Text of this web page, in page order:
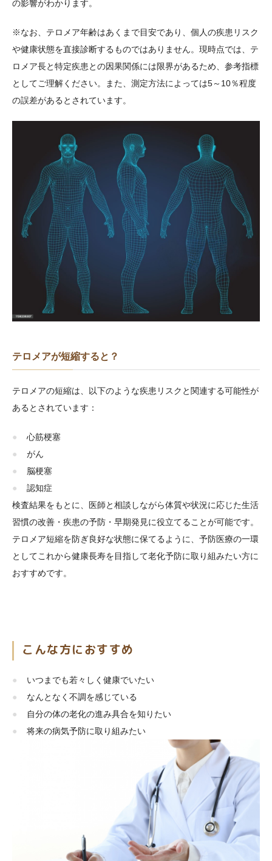
の影響がわかります。
※なお、テロメア年齢はあくまで目安であり、個人の疾患リスク
や健康状態を直接診断するものではありません。現時点では、テ
ロメア長と特定疾患との因果関係には限界があるため、参考指標
としてご理解ください。また、測定方法によっては5～10％程度
の誤差があるとされています。
テロメアが短縮すると？
テロメアの短縮は、以下のような疾患リスクと関連する可能性が
あるとされています：
心筋梗塞
がん
脳梗塞
認知症
検査結果をもとに、医師と相談しながら体質や状況に応じた生活
習慣の改善・疾患の予防・早期発見に役立てることが可能です。
テロメア短縮を防ぎ良好な状態に保てるように、予防医療の一環
としてこれから健康長寿を目指して老化予防に取り組みたい方に
おすすめです。
こんな方におすすめ
いつまでも若々しく健康でいたい
なんとなく不調を感じている
自分の体の老化の進み具合を知りたい
将来の病気予防に取り組みたい